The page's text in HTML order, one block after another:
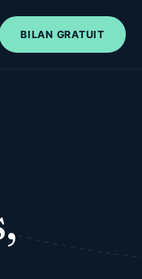
BILAN GRATUIT